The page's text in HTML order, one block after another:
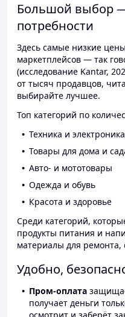
Большой выбор
потребности
Здесь самые низкие
маркетплейсов — так
(исследование Kantar,
от тысяч продавцов,
выбирайте лучшее.
Топ категорий по
Техника и электроника
Товары для дома и
Авто- и мототовары
Одежда и обувь
Красота и здоровье
Среди категорий,
продукты питания и
материалы для ремонта,
Удобно,
Пром-оплата
получает деньги